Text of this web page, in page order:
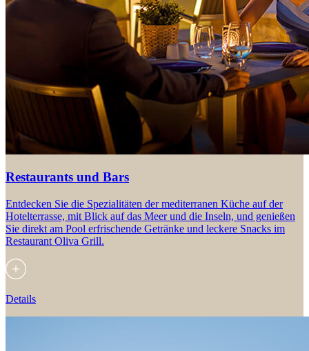
Restaurants und Bars
Entdecken Sie die Spezialitäten der mediterranen Küche auf der
Hotelterrasse, mit Blick auf das Meer und die Inseln, und genießen
Sie direkt am Pool erfrischende Getränke und leckere Snacks im
Restaurant Oliva Grill.
Details